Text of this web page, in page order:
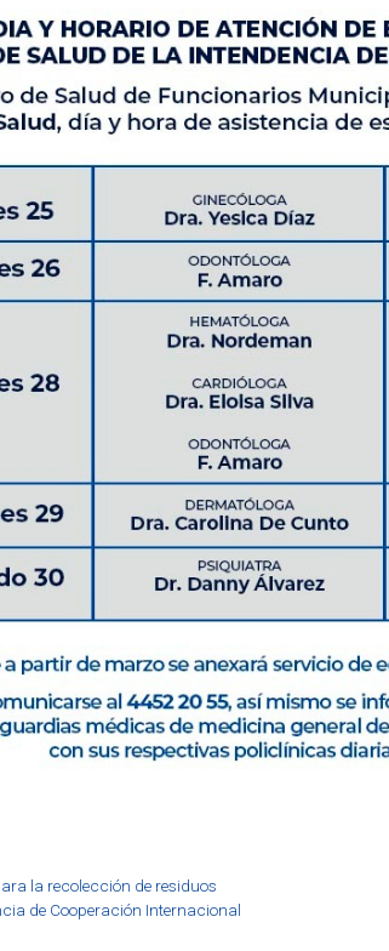
la recolección de residuos
de Cooperación Internacional